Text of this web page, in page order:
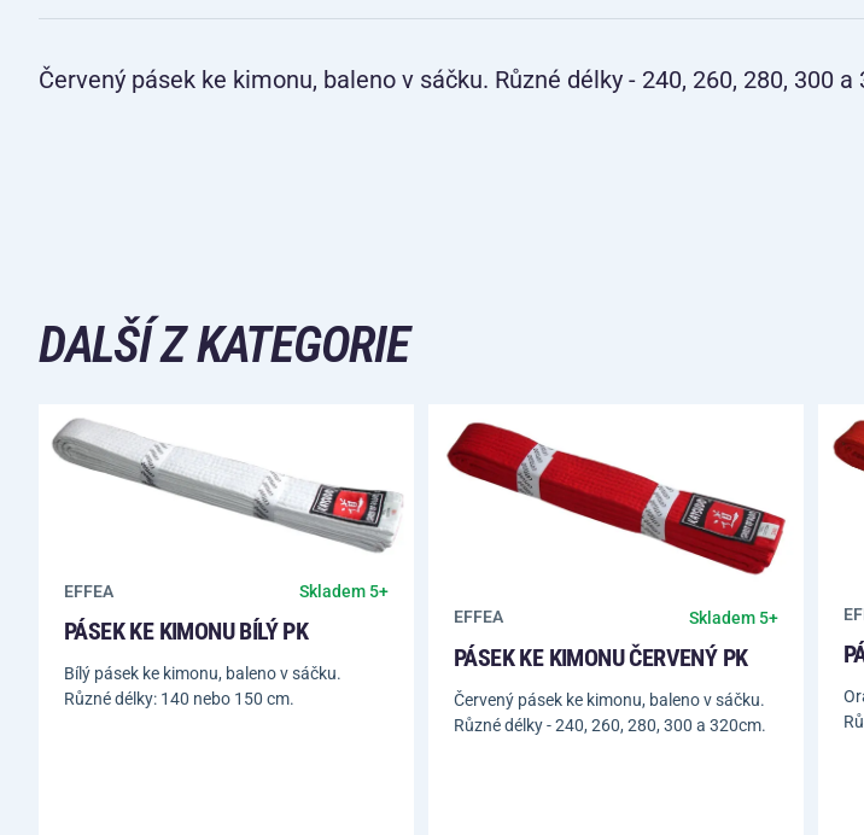
Červený pásek ke kimonu, baleno v sáčku. Různé délky - 240, 260, 280, 300 a
DALŠÍ Z KATEGORIE
EFFEA Skladem 5+
PÁSEK KE KIMONU BÍLÝ PK
Bílý pásek ke kimonu, baleno v sáčku.
Různé délky: 140 nebo 150 cm.
EFFEA Skladem 5+
PÁSEK KE KIMONU ČERVENÝ PK
Červený pásek ke kimonu, baleno v sáčku.
Různé délky - 240, 260, 280, 300 a 320cm.